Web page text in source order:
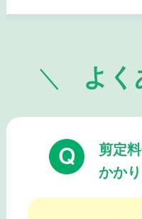
よ
剪定
かか